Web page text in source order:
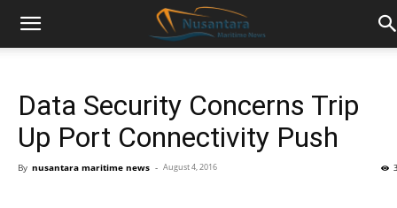
Data Security Concerns Trip
Up Port Connectivity Push
By nusantara maritime news - August 4, 2016